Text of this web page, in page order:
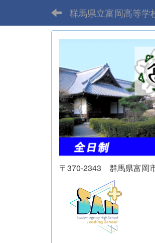
群馬県立富岡高等学
〒370-2343 群馬県富岡